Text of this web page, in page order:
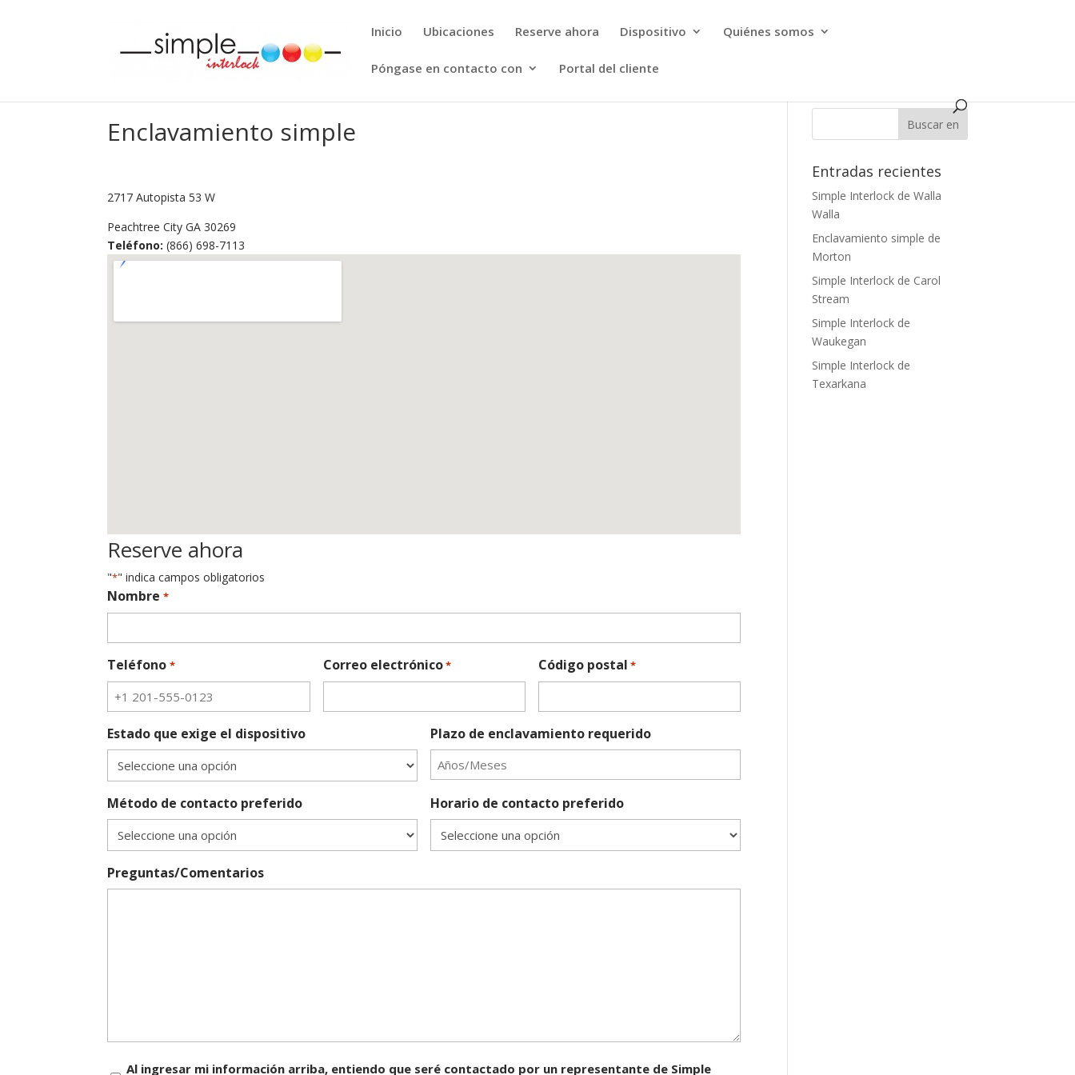
Inicio Ubicaciones Reserve ahora Dispositivo Quiénes somos
Póngase en contacto con Portal del cliente
Enclavamiento simple
2717 Autopista 53 W
Peachtree City GA 30269
Teléfono: (866) 698-7113
Reserve ahora
"*" indica campos obligatorios
Nombre *
Teléfono * Correo electrónico* Código postal *
Estado que exige el dispositivo Plazo de enclavamiento requerido
Método de contacto preferido Horario de contacto preferido
Preguntas/Comentarios
Consentimiento
Al ingresar mi información arriba, entiendo que seré contactado por un representante de Simple
Entradas recientes
Simple Interlock de Walla
Walla
Enclavamiento simple de
Morton
Simple Interlock de Carol
Stream
Simple Interlock de
Waukegan
Simple Interlock de
Texarkana